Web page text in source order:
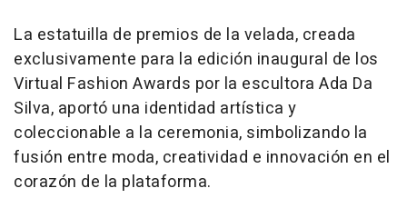
La estatuilla de premios de la velada, creada
exclusivamente para la edición inaugural de los
Virtual Fashion Awards por la escultora Ada Da
Silva, aportó una identidad artística y
coleccionable a la ceremonia, simbolizando la
fusión entre moda, creatividad e innovación en el
corazón de la plataforma.